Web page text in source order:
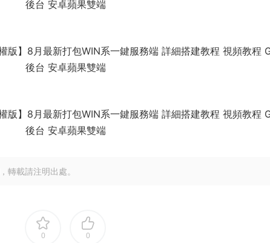
，轉載請注明出處。
0 0